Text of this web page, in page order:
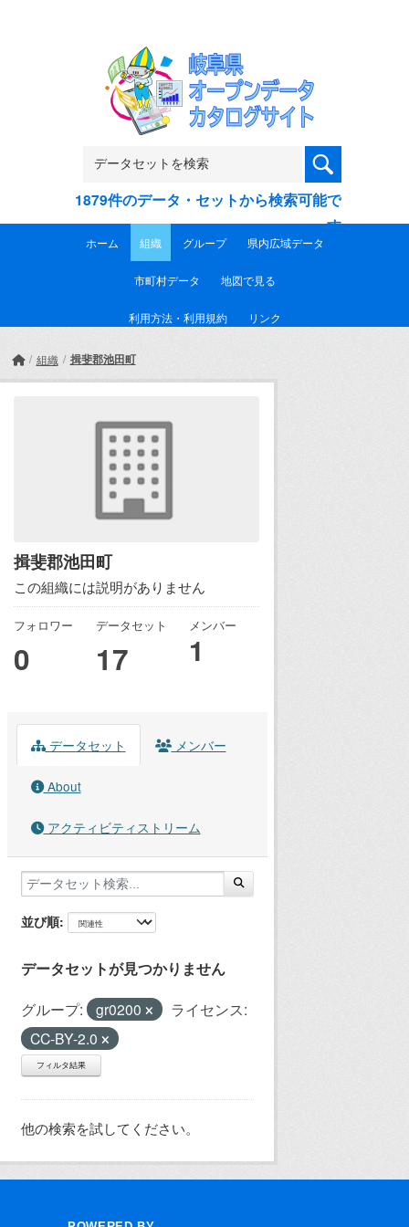
1879件のデータ・セットから検索可能で
す
ホーム 組織 グループ 県内広域データ
市町村データ 地図で見る
利用方法・利用規約 リンク
組織 揖斐郡池田町
揖斐郡池田町
この組織には説明がありません
フォロワー
0
データセット
17
メンバー
1
データセット メンバー
About
アクティビティストリーム
並び順
データセットが見つかりません
グループ: gr0200
ライセンス:
CC-BY-2.0
フィルタ結果
他の検索を試してください。